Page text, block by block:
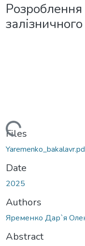
Files
Date
2025
Authors
Яременко Дар`я
Abstract